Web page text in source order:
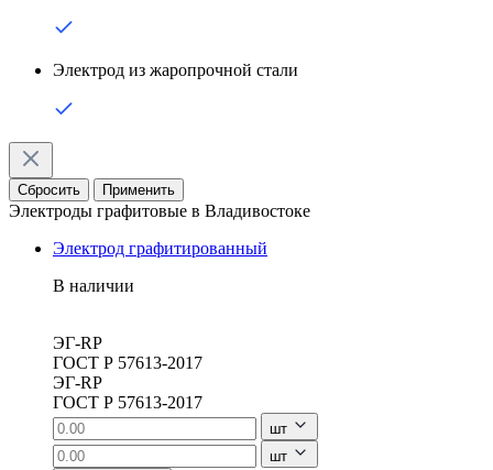
Электрод из жаропрочной стали
Сбросить Применить
Электроды графитовые в Владивостоке
Электрод графитированный
В наличии
ЭГ-RP
ГОСТ Р 57613-2017
ЭГ-RP
ГОСТ Р 57613-2017
шт
шт